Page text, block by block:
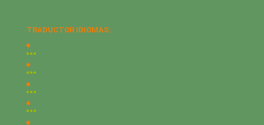
TRADUCTOR IDIOMAS: